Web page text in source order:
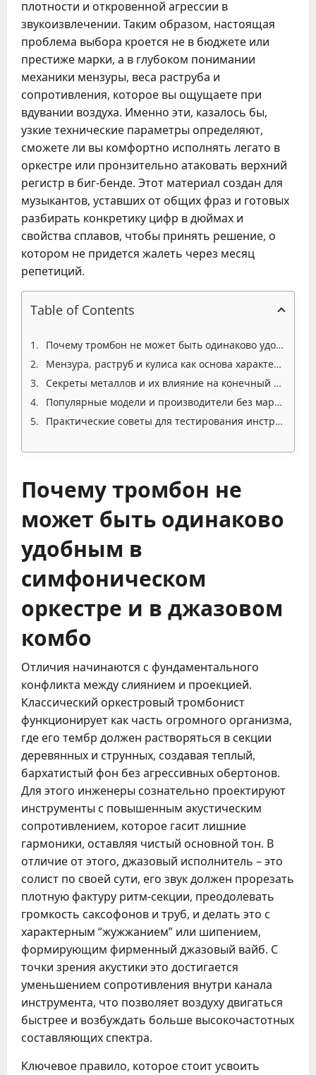
плотности и откровенной агрессии в
звукоизвлечении. Таким образом, настоящая
проблема выбора кроется не в бюджете или
престиже марки, а в глубоком понимании
механики мензуры, веса раструба и
сопротивления, которое вы ощущаете при
вдувании воздуха. Именно эти, казалось бы,
узкие технические параметры определяют,
сможете ли вы комфортно исполнять легато в
оркестре или пронзительно атаковать верхний
регистр в биг-бенде. Этот материал создан для
музыкантов, уставших от общих фраз и готовых
разбирать конкретику цифр в дюймах и
свойства сплавов, чтобы принять решение, о
котором не придется жалеть через месяц
репетиций.
Table of Contents
Почему тромбон не может быть одинаково удобным в симфоническом оркестре и в джазовом комбо
Мензура, раструб и кулиса как основа характера звучания
Секреты металлов и их влияние на конечный тембр
Популярные модели и производители без маркетинговых прикрас
Практические советы для тестирования инструмента перед покупкой
Почему тромбон не
может быть одинаково
удобным в
симфоническом
оркестре и в джазовом
комбо
Отличия начинаются с фундаментального
конфликта между слиянием и проекцией.
Классический оркестровый тромбонист
функционирует как часть огромного организма,
где его тембр должен растворяться в секции
деревянных и струнных, создавая теплый,
бархатистый фон без агрессивных обертонов.
Для этого инженеры сознательно проектируют
инструменты с повышенным акустическим
сопротивлением, которое гасит лишние
гармоники, оставляя чистый основной тон. В
отличие от этого, джазовый исполнитель – это
солист по своей сути, его звук должен прорезать
плотную фактуру ритм-секции, преодолевать
громкость саксофонов и труб, и делать это с
характерным “жужжанием” или шипением,
формирующим фирменный джазовый вайб. С
точки зрения акустики это достигается
уменьшением сопротивления внутри канала
инструмента, что позволяет воздуху двигаться
быстрее и возбуждать больше высокочастотных
составляющих спектра.
Ключевое правило, которое стоит усвоить